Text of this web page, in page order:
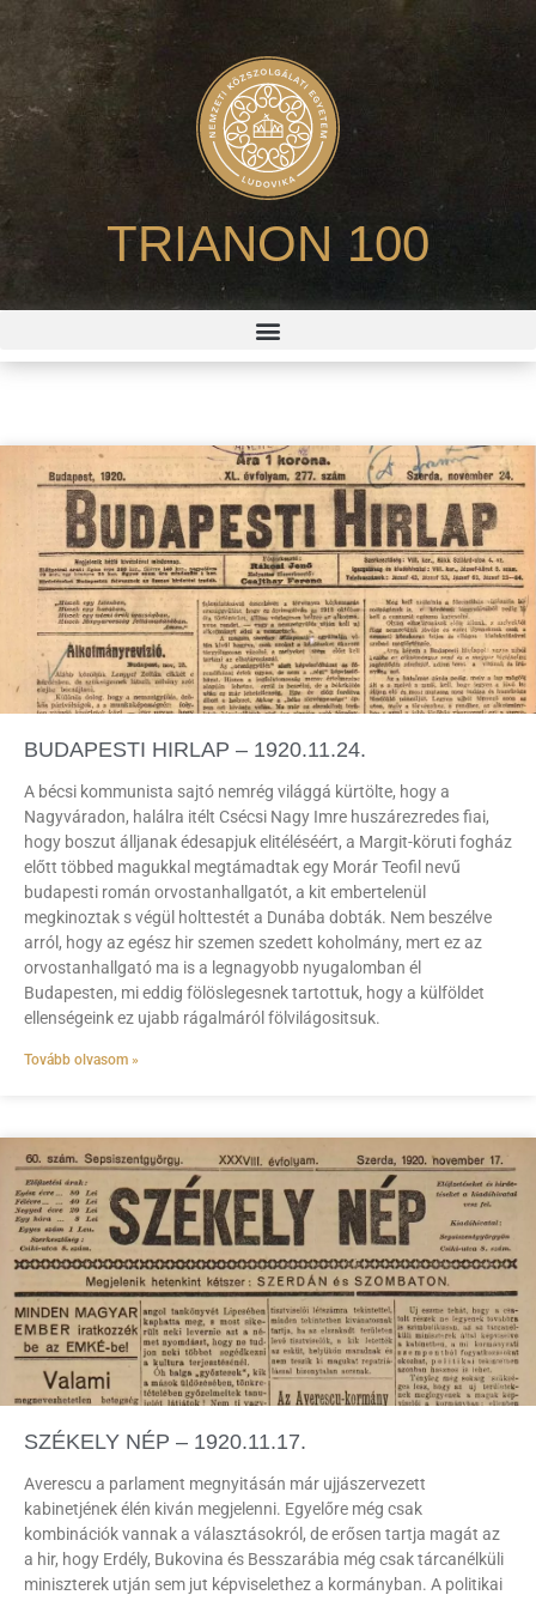
TRIANON 100
BUDAPESTI HIRLAP – 1920.11.24.
A bécsi kommunista sajtó nemrég világgá kürtölte, hogy a
Nagyváradon, halálra itélt Csécsi Nagy Imre huszárezredes fiai,
hogy boszut álljanak édesapjuk elitéléséért, a Margit-köruti fogház
előtt többed magukkal megtámadtak egy Morár Teofil nevű
budapesti román orvostanhallgatót, a kit embertelenül
megkinoztak s végül holttestét a Dunába dobták. Nem beszélve
arról, hogy az egész hir szemen szedett koholmány, mert ez az
orvostanhallgató ma is a legnagyobb nyugalomban él
Budapesten, mi eddig fölöslegesnek tartottuk, hogy a külföldet
ellenségeink ez ujabb rágalmáról fölvilágositsuk.
Tovább olvasom »
SZÉKELY NÉP – 1920.11.17.
Averescu a parlament megnyitásán már ujjászervezett
kabinetjének élén kiván megjelenni. Egyelőre még csak
kombinációk vannak a választásokról, de erősen tartja magát az
a hir, hogy Erdély, Bukovina és Besszarábia még csak tárcanélküli
miniszterek utján sem jut képviselethez a kormányban. A politikai